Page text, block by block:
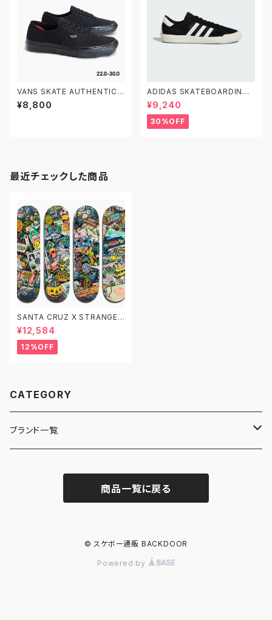
VANS SKATE AUTHENTIC V
N0A5FC8BKA 22.0-30.0 ヴ
ァンズ スケートオーセンティック
¥8,800
ADIDAS SKATEBOARDING
NORA GV6777 26.0-29.0
アディダス スケートボーディング
ノラ 黒白
¥9,240
30%OFF
最近チェックした商品
SANTA CRUZ X STRANGER
THINGS サンタクルーズ ストレ
ンジャー・シングス スケートボー
ド デッキ
¥12,584
12%OFF
CATEGORY
ブランド一覧
商品一覧に戻る
© スケボー通販 BACKDOOR
Powered by